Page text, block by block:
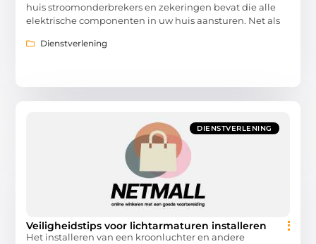
huis stroomonderbrekers en zekeringen bevat die alle
elektrische componenten in uw huis aansturen. Net als
Dienstverlening
DIENSTVERLENING
Veiligheidstips voor lichtarmaturen installeren
Het installeren van een kroonluchter en andere